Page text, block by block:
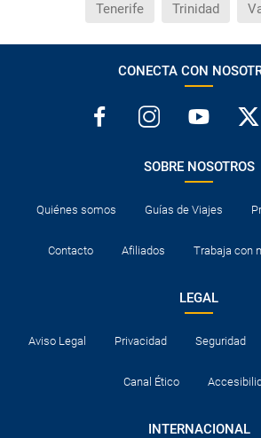
Tenerife Trinidad
CONECTA CON
SOBRE NOSOTROS
Quiénes somos Guías de Viajes
Contacto Afiliados Trabaja con
LEGAL
Aviso Legal Privacidad Seguridad
Canal Ético
INTERNACIONAL